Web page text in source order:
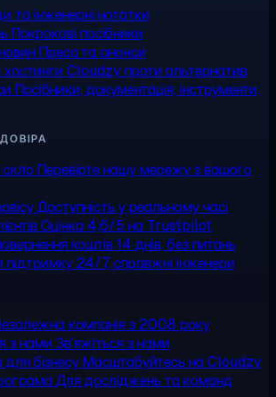
та інженерні нотатки
Покрокові посібники
Преса та анонси
хостинги Cloudzy проти альтернатив
Посібники, документація, інструменти,
Перевірте нашу мережу з вашого
Доступність у реальному часі
Оцінка 4,6/5 на Trustpilot
коштів14 днів, без питань
24/7, справжні інженери
компанія з 2008 року
з нами Зв'яжіться з нами
бізнесуМасштабуйтесь на Cloudzy
Для досліджень та команд